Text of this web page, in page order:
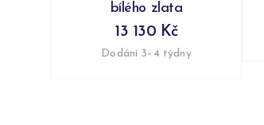
bílého zlata
13 130 Kč
Dodání 3–4 týdny